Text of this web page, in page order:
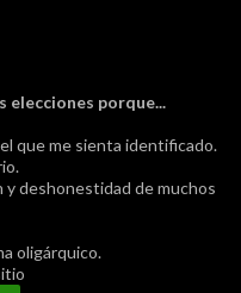
elecciones porque...
que me sienta identificado.
y deshonestidad de muchos
oligárquico.